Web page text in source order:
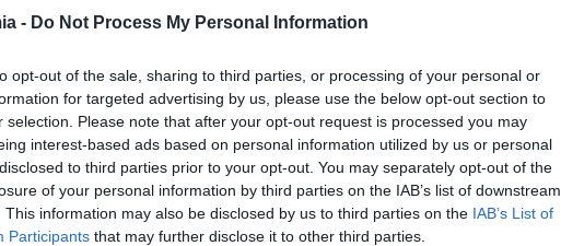
- Do Not Process My Personal Information
opt-out of the sale, sharing to third parties, or processing of your personal or
for targeted advertising by us, please use the below opt-out section to
selection. Please note that after your opt-out request is processed you may
interest-based ads based on personal information utilized by us or personal
to third parties prior to your opt-out. You may separately opt-out of the
of your personal information by third parties on the IAB’s list of downstream
This information may also be disclosed by us to third parties on the IAB’s List of
Participants that may further disclose it to other third parties.
δυνάμεις, Ελλάδα, Τουρκία και Βρετανία, να